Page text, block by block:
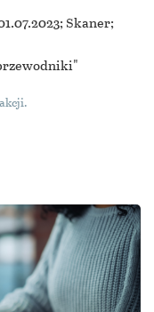
Skaner;